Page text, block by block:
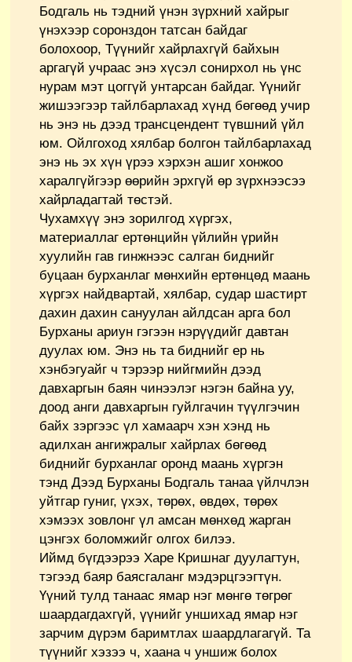
Бодгаль нь тэдний үнэн зүрхний хайрыг
үнэхээр соронздон татсан байдаг
болохоор, Түүнийг хайрлахгүй байхын
аргагүй учраас энэ хүсэл сонирхол нь үнс
нурам мэт цоггүй унтарсан байдаг. Үүнийг
жишээгээр тайлбарлахад хүнд бөгөөд учир
нь энэ нь дээд трансцендент түвшний үйл
юм. Ойлгоход хялбар болгон тайлбарлахад
энэ нь эх хүн үрээ хэрхэн ашиг хонжоо
харалгүйгээр өөрийн эрхгүй өр зүрхнээсээ
хайрладагтай төстэй.
Чухамхүү энэ зорилгод хүргэх,
материаллаг ертөнцийн үйлийн үрийн
хуулийн гав гинжнээс салган биднийг
буцаан бурханлаг мөнхийн ертөнцөд маань
хүргэх найдвартай, хялбар, судар шастирт
дахин дахин сануулан айлдсан арга бол
Бурханы ариун гэгээн нэрүүдийг давтан
дуулах юм. Энэ нь та биднийг ер нь
хэнбэгуайг ч тэрээр нийгмийн дээд
давхаргын баян чинээлэг нэгэн байна уу,
доод анги давхаргын гуйлгачин түүлгэчин
байх зэргээс үл хамаарч хэн хэнд нь
адилхан ангижралыг хайрлах бөгөөд
биднийг бурханлаг оронд маань хүргэн
тэнд Дээд Бурханы Бодгаль танаа үйлчлэн
уйтгар гуниг, үхэх, төрөх, өвдөх, төрөх
хэмээх зовлонг үл амсан мөнхөд жарган
цэнгэх боломжийг олгох билээ.
Иймд бүгдээрээ Харе Кришнаг дуулагтун,
тэгээд баяр баясгаланг мэдэрцгээгтүн.
Үүний тулд танаас ямар нэг мөнгө төгрөг
шаардагдахгүй, үүнийг уншихад ямар нэг
зарчим дүрэм баримтлах шаардлагагүй. Та
түүнийг хэзээ ч, хаана ч уншиж болох